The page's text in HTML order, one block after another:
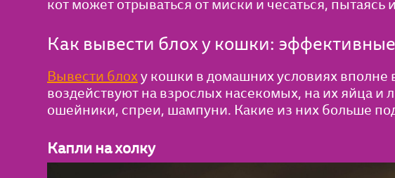
кот может отрываться от миски и чесаться, пытаясь
Как вывести блох у кошки:
Вывести блоху кошки в домашних условиях
воздействуют на взрослых насекомых, на их яйца
ошейники, спреи, шампуни. Какие из них больше
Капли на холку